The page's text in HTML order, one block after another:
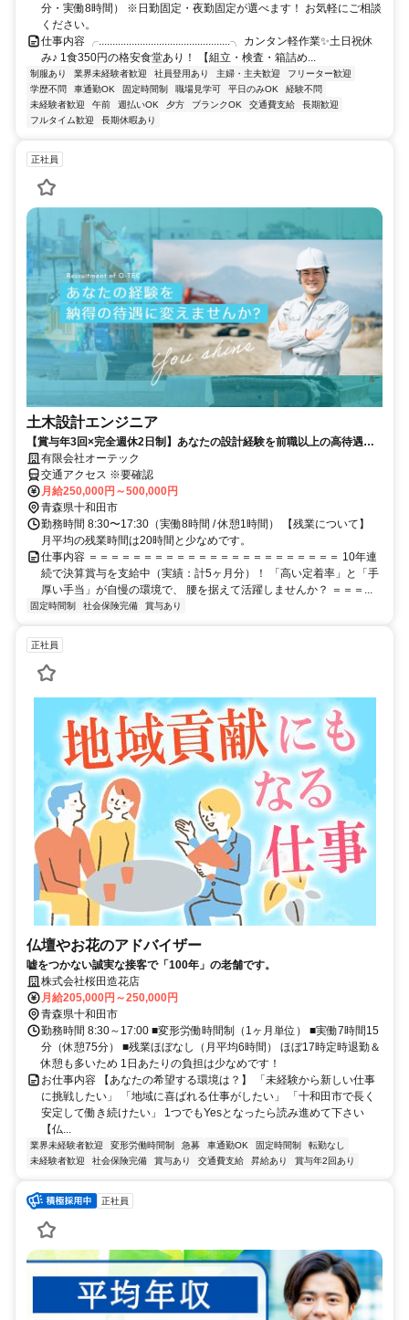
分・実働8時間） ※日勤固定・夜勤固定が選べます！ お気軽にご相談
ください。
仕事内容 ╭................................................╮ カンタン軽作業✨土日祝休
み♪ 1食350円の格安食堂あり！ 【組立・検査・箱詰め...
制服あり 業界未経験者歓迎 社員登用あり 主婦・主夫歓迎
フリーター歓迎
学歴不問
車通勤OK 固定時間制 職場見学可 平日のみOK
経験不問
未経験者歓迎
午前 週払いOK 夕方 ブランクOK 交通費支給
長期歓迎
フルタイム歓迎
長期休暇あり
正社員
土木設計エンジニア
【賞与年3回×完全週休2日制】あなたの設計経験を前職以上の高待遇で
お迎えします！
有限会社オーテック
交通アクセス ※要確認
月給250,000円～500,000円
青森県十和田市
勤務時間 8:30〜17:30（実働8時間 / 休憩1時間） 【残業について】
月平均の残業時間は20時間と少なめです。
仕事内容 ＝＝＝＝＝＝＝＝＝＝＝＝＝＝＝＝＝＝＝＝＝＝＝ 10年連
続で決算賞与を支給中（実績：計5ヶ月分）！ 「高い定着率」と「手
厚い手当」が自慢の環境で、 腰を据えて活躍しませんか？ ＝＝＝...
固定時間制 社会保険完備 賞与あり
正社員
仏壇やお花のアドバイザー
嘘をつかない誠実な接客で「100年」の老舗です。
株式会社桜田造花店
月給205,000円～250,000円
青森県十和田市
勤務時間 8:30～17:00 ■変形労働時間制（1ヶ月単位） ■実働7時間15
分（休憩75分） ■残業ほぼなし（月平均6時間） ほぼ17時定時退勤＆
休憩も多いため 1日あたりの負担は少なめです！
お仕事内容 【あなたの希望する環境は？】 「未経験から新しい仕事
に挑戦したい」 「地域に喜ばれる仕事がしたい」 「十和田市で長く
安定して働き続けたい」 1つでもYesとなったら読み進めて下さい
【仏...
業界未経験者歓迎 変形労働時間制 急募 車通勤OK 固定時間制
転勤なし
未経験者歓迎
社会保険完備 賞与あり 交通費支給 昇給あり 賞与年2回あり
正社員